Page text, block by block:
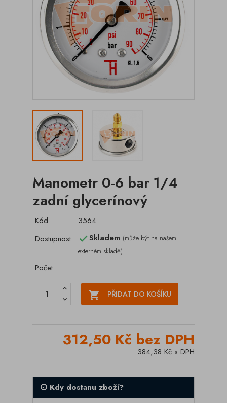
Manometr 0-6 bar 1/4
zadní glycerínový
Kód
3564
Dostupnost
Skladem (může být na našem
externém skladě)
Počet
 PŘIDAT DO KOŠÍKU
312,50 Kč bez DPH
384,38 Kč s DPH
Kdy dostanu zboží?